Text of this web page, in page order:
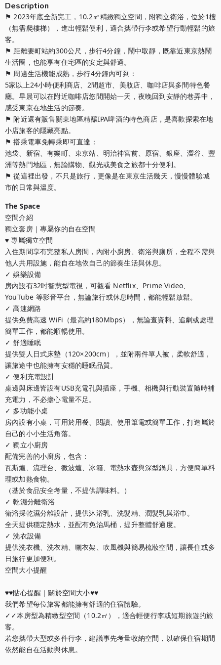
Description
⚑ 2023年底全新完工，10.2㎡精緻獨立空間，附獨立衛浴，位於1樓
（無需爬樓梯），進出輕鬆便利，適合攜帶行李或希望行動輕鬆的旅
客。
⚑ 距離要町站約300公尺，步行4分鐘，鬧中取靜，既靠近東京熱鬧
生活圈，也能享有住宅區的安定與舒適。
⚑ 周邊生活機能成熟，步行4分鐘內可到：
5家以上24小時便利商店、2間超市、美妝店、咖啡店與多間特色餐
廳。早晨可以在附近咖啡店悠閒開始一天，夜晚回到安靜的巷弄中，
感受東京在地生活的節奏。
⚑ 附近還有販售關東地區精釀IPA啤酒的特色商店，是喜歡探索在地
小店旅客的隱藏亮點。
⚑ 搭乘電車免轉乘即可直達：
池袋、新宿、有樂町、東京站、明治神宮前、原宿、銀座、澀谷、豐
洲等熱門地區，無論購物、觀光或美食之旅都十分便利。
⚑ 從這裡出發，不只是旅行，更像是在東京生活幾天，慢慢體驗城
市的日常與溫度。
The Space
空間介紹
獨立套房｜專屬你的自在空間
♥︎ 專屬獨立空間
入住期間享有完整私人房間，內附小廚房、衛浴與廁所，全程不需與
他人共用設施，能自在地依自己的節奏生活與休息。
✓ 娛樂設備
房內設有32吋智慧型電視，可觀看 Netflix、Prime Video、
YouTube 等影音平台，無論旅行或休息時間，都能輕鬆放鬆。
✓ 高速網路
提供免費高速 WiFi（最高約180Mbps），無論查資料、追劇或處理
簡單工作，都能順暢使用。
✓ 舒適睡眠
提供雙人日式床墊（120×200cm），並附兩件單人被，柔軟舒適，
讓旅途中也能擁有安穩的睡眠品質。
✓ 便利充電設計
桌邊與床邊皆設有USB充電孔與插座，手機、相機與行動裝置隨時補
充電力，不必擔心電量不足。
✓ 多功能小桌
房內設有小桌，可用於用餐、閱讀、使用筆電或簡單工作，打造屬於
自己的小小生活角落。
✓ 獨立小廚房
配備完善的小廚房，包含：
瓦斯爐、流理台、微波爐、冰箱、電熱水壺與深型鍋具，方便簡單料
理或加熱食物。
（基於食品安全考量，不提供調味料。）
✓ 乾濕分離衛浴
衛浴採乾濕分離設計，提供沐浴乳、洗髮精、潤髮乳與浴巾。
全天提供穩定熱水，並配有免治馬桶，提升整體舒適度。
✓ 洗衣設備
提供洗衣機、洗衣精、曬衣架、吹風機與簡易梳妝空間，讓長住或多
日旅行更加便利。
空間大小提醒
♥︎♥︎貼心提醒｜關於空間大小♥︎♥︎
我們希望每位旅客都能擁有舒適的住宿體驗。
✓✓本房型為精緻型空間（10.2㎡），適合輕便行李或短期旅遊的旅
客。
若您攜帶大型或多件行李，建議事先考量收納空間，以確保住宿期間
依然能自在活動與休息。